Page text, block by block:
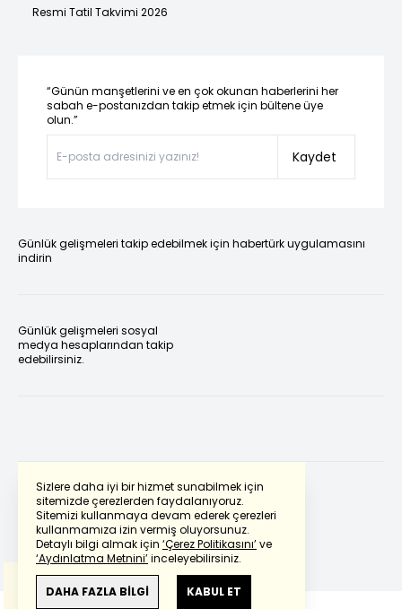
Sizlere daha iyi bir hizmet sunabilmek için
sitemizde çerezlerden faydalanıyoruz.
Sitemizi kullanmaya devam ederek çerezleri
kullanmamıza izin vermiş oluyorsunuz.
Detaylı bilgi almak için ‘Çerez Politikasını’ve
‘Aydınlatma Metnini’inceleyebilirsiniz.
DAHA FAZLA BİLGİ KABUL ET
Resmi Tatil Takvimi 2026
“Günün manşetlerini ve en çok okunan haberlerini her
sabah e-postanızdan takip etmek için bültene üye
olun.”
Kaydet
Günlük gelişmeleri takip edebilmek için habertürk uygulamasını
indirin
Günlük gelişmeleri sosyal
medya hesaplarından takip
edebilirsiniz.
Powered by Translate
Bu çevirideGoogle Transletekullanılmıştır.
Anlam ve çeviri hatalarından
haberturk.com
sorumlu değildir.